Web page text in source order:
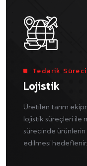
Tedarik Süreci
Lojistik
Üretilen tarım
lojistik süreçleri ile
sürecinde
edilmesi hedeflenir.